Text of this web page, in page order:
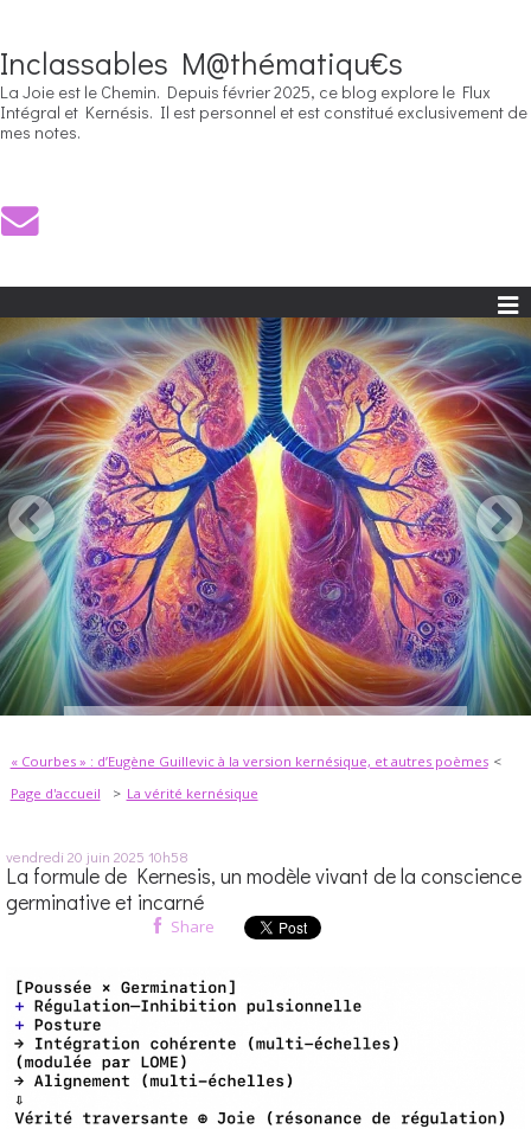
Inclassables M@thématiqu€s
La Joie est le Chemin. Depuis février 2025, ce blog explore le Flux
Intégral et Kernésis. Il est personnel et est constitué exclusivement de
mes notes.
« Courbes » : d’Eugène Guillevic à la version kernésique, et autres poèmes
Page d'accueil
La vérité kernésique
vendredi 20 juin 2025 10h58
La formule de Kernesis, un modèle vivant de la conscience
germinative et incarné
Share